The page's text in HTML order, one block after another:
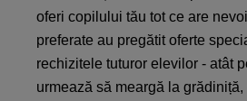
oferi copilului tău tot ce are
preferate au pregătit oferte
rechizitele tuturor elevilor - atât
urmează să meargă la grădiniță,